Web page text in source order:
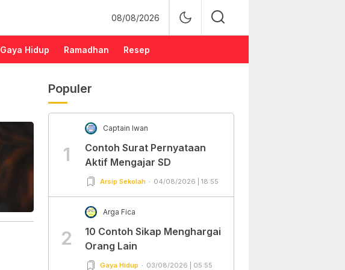
08/08/2026
Gaya Hidup Ramadhan Resep
Populer
1
Captain Iwan
Contoh Surat Pernyataan
Aktif Mengajar SD
Arsip Sekolah 04/08/2026 | 18:55
2
Arga Fica
10 Contoh Sikap Menghargai
Orang Lain
Gaya Hidup 03/08/2026 | 05:55